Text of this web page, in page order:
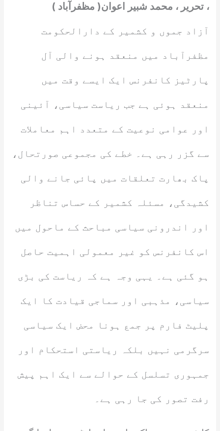
، تحریر ، محمد شبیر اعوان( مظفرآباد )
آزاد جموں و کشمیر کے دارالحکومت
مظفرآباد میں منعقد ہونے والی آل
پارٹیز کانفرنس ایک ایسے وقت میں
منعقد ہوئی ہے جب ریاست سیاسی، آئینی
اور عوامی نوعیت کے متعدد اہم معاملات
سے گزر رہی ہے۔ خطے کی مجموعی صورتحال،
پاک بھارت تعلقات میں پائی جانے والی
کشیدگی، مسئلہ کشمیر کے حساس تناظر
اور اندرونی سیاسی مباحث کے ماحول میں
اس کانفرنس کو غیر معمولی اہمیت حاصل
ہو گئی ہے۔ یہی وجہ ہے کہ ریاست کی بڑی
سیاسی، مذہبی اور سماجی قیادت کا ایک
پلیٹ فارم پر جمع ہونا محض ایک سیاسی
سرگرمی نہیں بلکہ ریاستی استحکام اور
جمہوری تسلسل کے حوالے سے ایک اہم پیش
رفت تصور کی جا رہی ہے۔